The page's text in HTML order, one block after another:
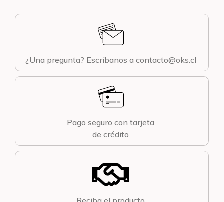
¿Una pregunta? Escríbanos a contacto@oks.cl
Pago seguro con tarjeta
de crédito